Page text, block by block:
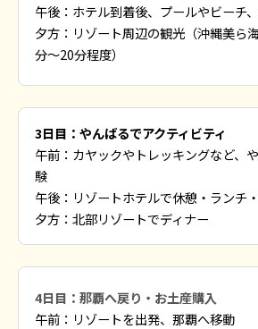
午後：ホテル到着後、プールやビーチ
夕方：リゾート周辺の観光（沖縄美ら
分〜20分程度）
3日目：やんばるでアクティビティ
午前：カヤックやトレッキングなど、
験
午後：リゾートホテルで休憩・ランチ
夕方：北部リゾートでディナー
4日目：那覇へ戻り・お土産購入
午前：リゾートを出発、那覇へ移動